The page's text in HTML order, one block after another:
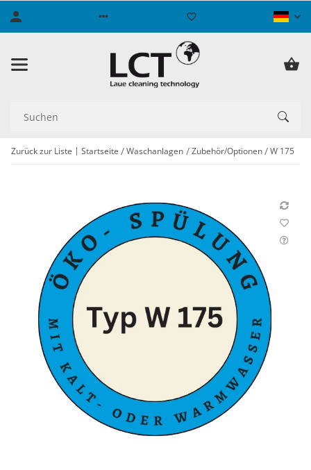
Zurück zur Liste Startseite Waschanlagen Zubehör/Optionen W 175